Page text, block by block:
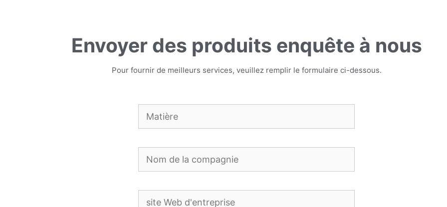
Envoyer des produits enquête à nous
Pour fournir de meilleurs services, veuillez remplir le formulaire ci-dessous.